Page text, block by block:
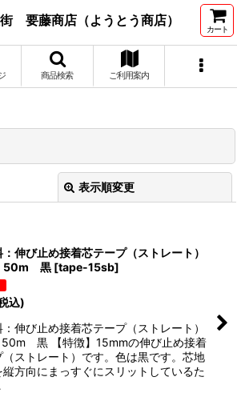
要藤商店（ようとう商店）
カート
商品検索 ご利用案内
表示順変更
絞り込む
伸び止め接着芯テープ（ストレート）
50m 黒 [tape-15sb]
込)
伸び止め接着芯テープ（ストレート）
黒 【特徴】15mmの伸び止め接着
（ストレート）です。色は黒です。芯地
縦方向にまっすぐにスリットしているた